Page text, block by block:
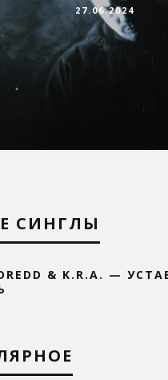
27.06.2024
СИНГЛЫ
& K.R.A. —